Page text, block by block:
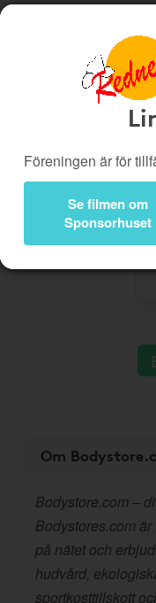
Köp genom
Butiker
Bli medlem
Föreningen är för
Se filmen om
Sponsorhuset
Om
Bodystore.com –
Bodystores.com
på nätet och
hudvård,
sportkosttillskott